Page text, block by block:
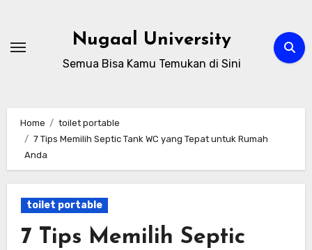
content
Nugaal University
Semua Bisa Kamu Temukan di Sini
Home
toilet portable
7 Tips Memilih Septic Tank WC yang Tepat untuk Rumah
Anda
toilet portable
7 Tips Memilih Septic